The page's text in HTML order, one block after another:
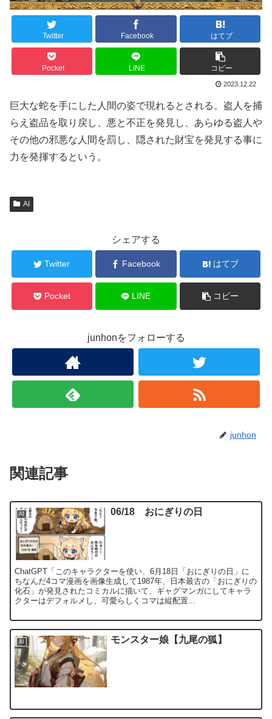
Twitter Facebook はてブ
Pocket LINE コピー
2023.12.22
巨大な蛇を手にした人間の姿で現れるとされる。盗人を捕
らえ盗品を取り戻し、悪と不正を発見し、あらゆる盗人や
その他の邪悪な人間を罰し、隠された財宝を発見する事に
力を発揮するという。
AI
シェアする
Twitter Facebook はてブ
Pocket LINE コピー
junhonをフォローする
junhon
関連記事
AI 06/18 おにぎりの日
ChatGPT「このキャラクターを使い、6月18日「おにぎりの日」に
ちなんだ4コマ漫画を画像生成して1987年、日本最古の「おにぎりの
化石」が発見されたコミカルに描いて、ギャグマンガにしてキャラ
クターはデフォルメし、可愛らしくコマは縦配置...
AI モンスター娘【九尾の狐】